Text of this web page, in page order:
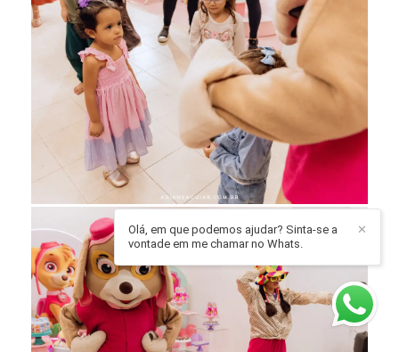
✕
Olá, em que podemos ajudar? Sinta-se a
vontade em me chamar no Whats.